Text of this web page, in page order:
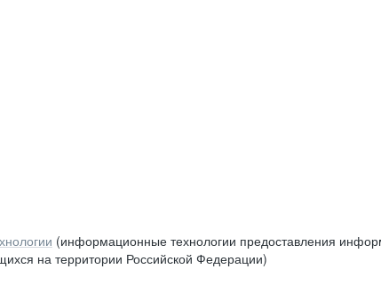
(информационные технологии предоставления
на территории Российской Федерации)